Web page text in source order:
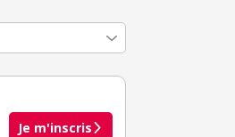
Je m'inscris